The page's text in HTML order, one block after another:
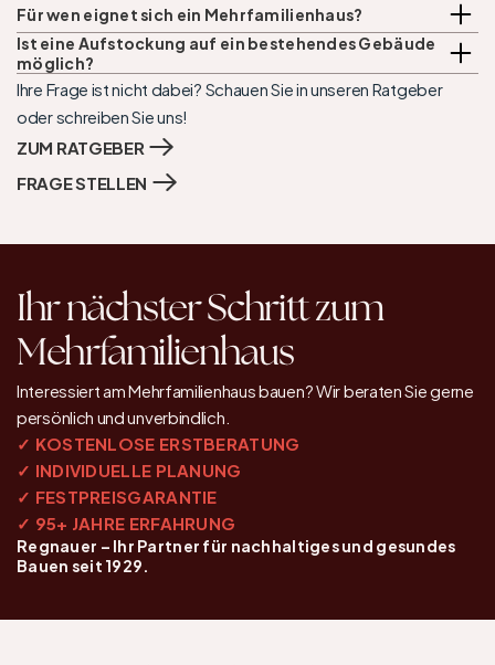
Für wen eignet sich ein Mehrfamilienhaus?
Ist eine Aufstockung auf ein bestehendes Gebäude
möglich?
Ihre Frage ist nicht dabei? Schauen Sie in unseren Ratgeber
oder schreiben Sie uns!
ZUM RATGEBER
FRAGE STELLEN
Ihr nächster Schritt zum
Mehrfamilienhaus
Interessiert am Mehrfamilienhaus bauen? Wir beraten Sie gerne
persönlich und unverbindlich.
✓ KOSTENLOSE ERSTBERATUNG
✓ INDIVIDUELLE PLANUNG
✓ FESTPREISGARANTIE
✓ 95+ JAHRE ERFAHRUNG
Regnauer – Ihr Partner für nachhaltiges und gesundes
Bauen seit 1929.